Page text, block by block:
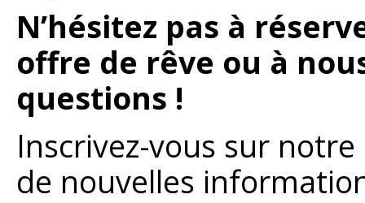
N’hésitez pas à
offre de rêve ou à
questions !
Inscrivez-vous sur
de nouvelles